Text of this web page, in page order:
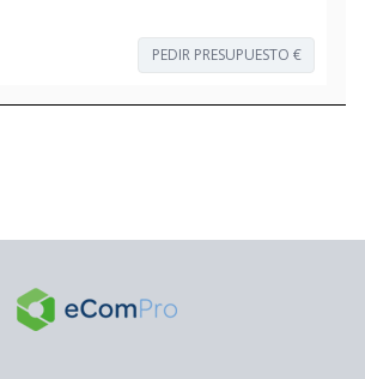
PEDIR PRESUPUESTO €